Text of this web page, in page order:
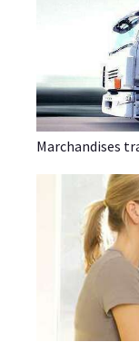
Marchandises